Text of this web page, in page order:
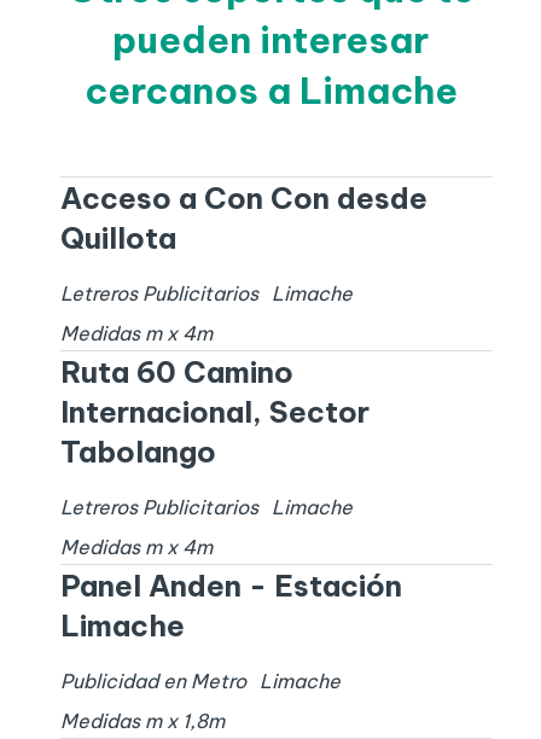
pueden interesar
cercanos a Limache
Acceso a Con Con desde
Quillota
Letreros Publicitarios
Limache
Medidas m x 4m
Ruta 60 Camino
Internacional, Sector
Tabolango
Letreros Publicitarios
Limache
Medidas m x 4m
Panel Anden - Estación
Limache
Publicidad en Metro
Limache
Medidas m x 1,8m